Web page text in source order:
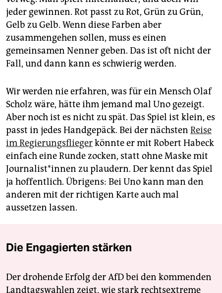
jeder gewinnen. Rot passt zu Rot, Grün zu Grün,
Gelb zu Gelb. Wenn diese Farben aber
zusammengehen sollen, muss es einen
gemeinsamen Nenner geben. Das ist oft nicht der
Fall, und dann kann es schwierig werden.
Wir werden nie erfahren, was für ein Mensch Olaf
Scholz wäre, hätte ihm jemand mal Uno gezeigt.
Aber noch ist es nicht zu spät. Das Spiel ist klein, es
passt in jedes Handgepäck. Bei der nächsten Reise
im Regierungsfliegerkönnte er mit Robert Habeck
einfach eine Runde zocken, statt ohne Maske mit
Jour­na­lis­t*in­nen zu plaudern. Der kennt das Spiel
ja hoffentlich. Übrigens: Bei Uno kann man den
anderen mit der richtigen Karte auch mal
aussetzen lassen.
Die Engagierten stärken
Der drohende Erfolg der AfD bei den kommenden
Landtagswahlen zeigt, wie stark rechtsextreme